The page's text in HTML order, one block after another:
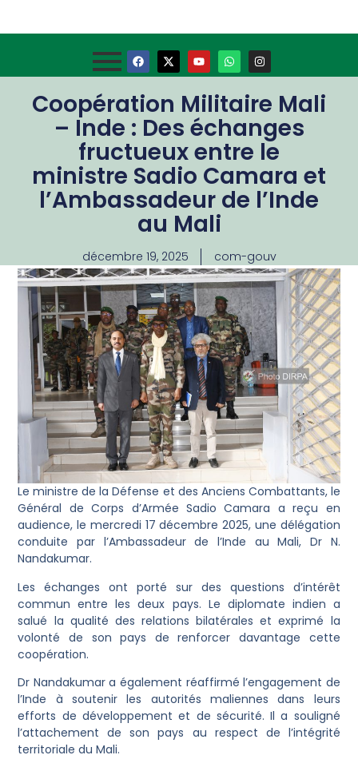
Coopération Militaire Mali
– Inde : Des échanges
fructueux entre le
ministre Sadio Camara et
l’Ambassadeur de l’Inde
au Mali
décembre 19, 2025 com-gouv
Le ministre de la Défense et des Anciens Combattants, le
Général de Corps d’Armée Sadio Camara a reçu en
audience, le mercredi 17 décembre 2025, une délégation
conduite par l’Ambassadeur de l’Inde au Mali, Dr N.
Nandakumar.
Les échanges ont porté sur des questions d’intérêt
commun entre les deux pays. Le diplomate indien a
salué la qualité des relations bilatérales et exprimé la
volonté de son pays de renforcer davantage cette
coopération.
Dr Nandakumar a également réaffirmé l’engagement de
l’Inde à soutenir les autorités maliennes dans leurs
efforts de développement et de sécurité. Il a souligné
l’attachement de son pays au respect de l’intégrité
territoriale du Mali.